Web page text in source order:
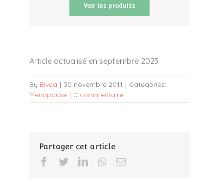
Voir les produits
Article actualisé en septembre 2023
By Bivea | 30 novembre 2011 | Categories:
Ménopause | 0 commentaire
Partager cet article
Facebook
TwitterLinkedInWhatsApp
Email